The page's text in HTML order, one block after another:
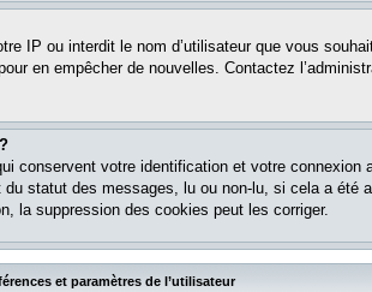
IP ou interdit le nom d’utilisateur que vous
en empêcher de nouvelles. Contactez
conservent votre identification et votre connexion
statut des messages, lu ou non-lu, si cela a été
la suppression des cookies peut les corriger.
et paramètres de l’utilisateur